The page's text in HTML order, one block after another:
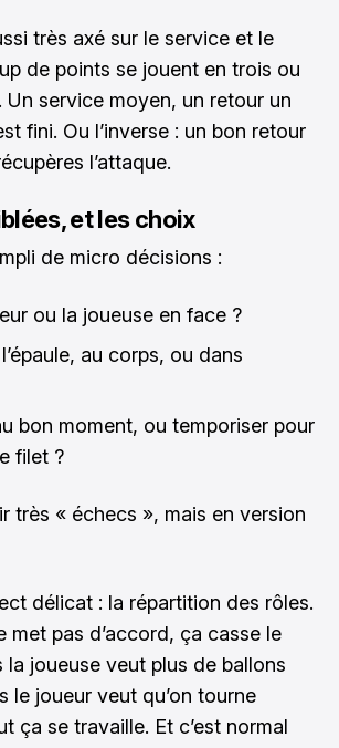
très axé sur le service et le
de points se jouent en trois ou
Un service moyen, un retour un
fini. Ou l’inverse : un bon retour
l’attaque.
et les choix
de micro décisions :
ou la joueuse en face ?
au corps, ou dans
bon moment, ou temporiser pour
filet ?
très « échecs », mais en version
délicat : la répartition des rôles.
met pas d’accord, ça casse le
la joueuse veut plus de ballons
le joueur veut qu’on tourne
ça se travaille. Et c’est normal